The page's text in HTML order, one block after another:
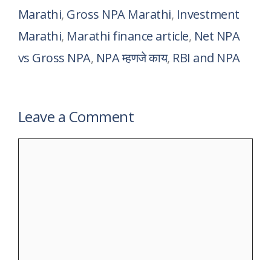
Marathi, Gross NPA Marathi, Investment
Marathi, Marathi finance article, Net NPA
vs Gross NPA, NPA म्हणजे काय, RBI and NPA
Leave a Comment